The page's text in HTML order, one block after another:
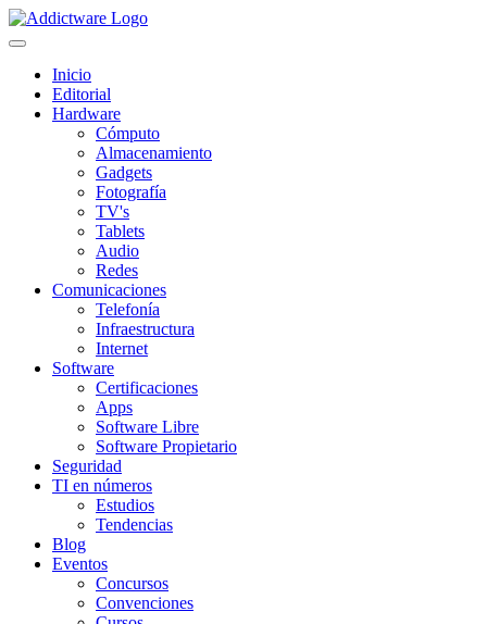
Inicio
Editorial
Hardware
Cómputo
Almacenamiento
Gadgets
Fotografía
TV's
Tablets
Audio
Redes
Comunicaciones
Telefonía
Infraestructura
Internet
Software
Certificaciones
Apps
Software Libre
Software Propietario
Seguridad
TI en números
Estudios
Tendencias
Blog
Eventos
Concursos
Convenciones